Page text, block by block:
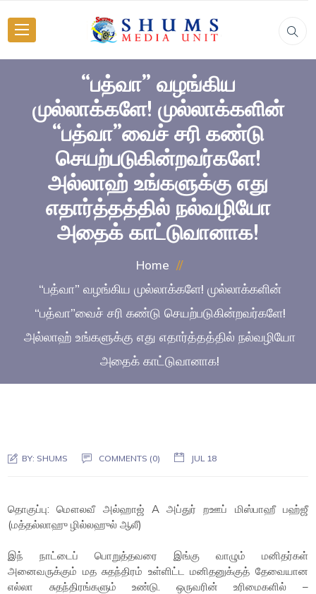
“பத்வா” வழங்கிய
முல்லாக்களே! முல்லாக்களின்
“பத்வா”வைச் சரி கண்டு
செயற்படுகின்றவர்களே!
அல்லாஹ் உங்களுக்கு எது
எதார்த்தத்தில் நல்வழியோ
அதைக் காட்டுவானாக!
Home
“பத்வா” வழங்கிய முல்லாக்களே! முல்லாக்களின்
“பத்வா”வைச் சரி கண்டு செயற்படுகின்றவர்களே!
அல்லாஹ் உங்களுக்கு எது எதார்த்தத்தில் நல்வழியோ
அதைக் காட்டுவானாக!
BY: SHUMS COMMENTS (0) JUL 18
தொகுப்பு: மௌலவீ அல்ஹாஜ் A அப்துர் றஊப் மிஸ்பாஹீ பஹ்ஜீ
(மத்தல்லாஹு ழில்லஹுல் ஆலீ)
இந் நாட்டைப் பொறுத்தவரை இங்கு வாழும் மனிதர்கள்
அனைவருக்கும் மத சுதந்திரம் உள்ளிட்ட மனிதனுக்குத் தேவையான
எல்லா சுதந்திரங்களும் உண்டு. ஒருவரின் உரிமைகளில் –